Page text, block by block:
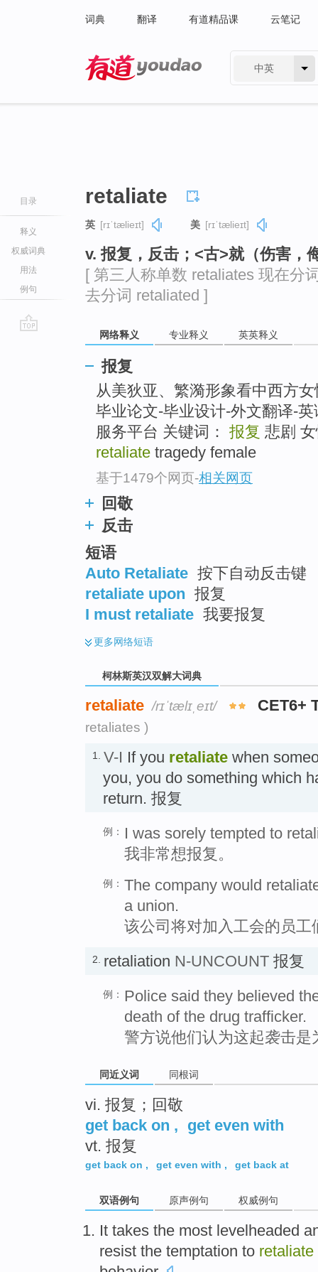
词典 翻译 有道精品课 云笔记
中英
目录
释义
权威词典
用法
例句
retaliate
英 [rɪˈtælieɪt] 美 [rɪˈtælieɪt]
v. 报复，反击；<古>就（伤害，
[ 第三人称单数 retaliates 现在分
去分词 retaliated ]
网络释义 专业释义 英英释义
报复
从美狄亚、繁漪形象看中西方
毕业论文-毕业设计-外文翻译-
服务平台 关键词： 报复 悲剧
retaliate tragedy female
基于1479个网页-相关网页
回敬
反击
短语
Auto Retaliate 按下自动反击键
retaliate upon 报复
I must retaliate 我要报复
更多网络短语
柯林斯英汉双解大词典
retaliate /rɪˈtælɪˌeɪt/ CET6+
retaliates )
1. V-I If you retaliate when
you, you do something which
return. 报复
例：
I was sorely tempted to
我非常想报复。
例： The company would
a union.
该公司将对加入工会的员工
2. retaliation N-UNCOUNT 报复
例： Police said they believed
death of the drug trafficker.
警方说他们认为这起袭击
同近义词 同根词
vi. 报复；回敬
get back on , get even with
vt. 报复
get back on , get even with , get back at
双语例句 原声例句 权威例句
It takes the most levelheaded
resist the temptation to retaliate